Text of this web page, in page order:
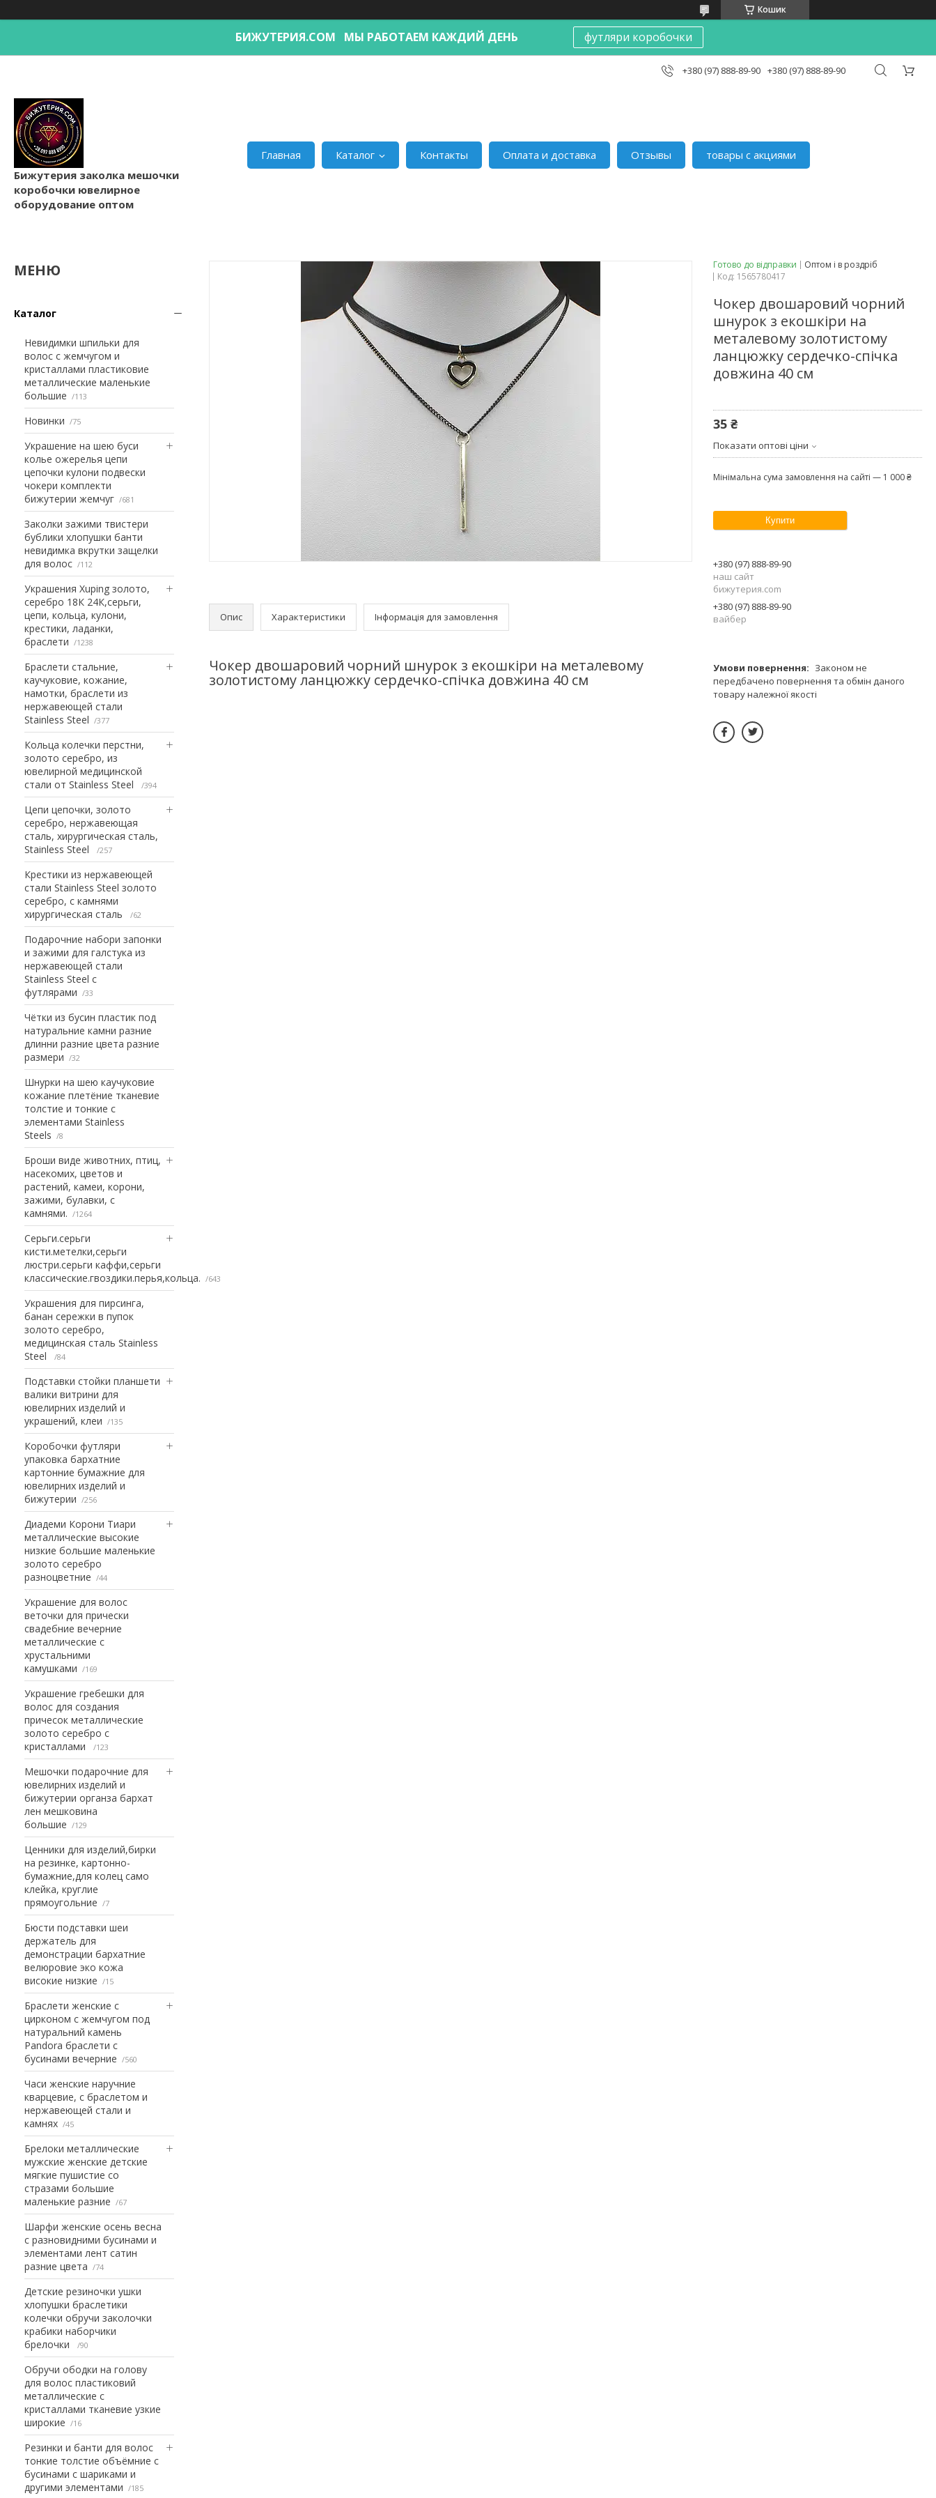
Кошик
БИЖУТЕРИЯ.COM МЫ РАБОТАЕМ КАЖДИЙ ДЕНЬ футляри коробочки
+380 (97) 888-89-90 +380 (97) 888-89-90
Бижутерия заколка мешочки
коробочки ювелирное
оборудование оптом
Главная Каталог Контакты Оплата и доставка Отзывы товары с акциями
Каталог
Невидимки шпильки для
волос с жемчугом и
кристаллами пластиковие
металлические маленькие
большие
113
Новинки 75
Украшение на шею буси
колье ожерелья цепи
цепочки кулони подвески
чокери комплекти
бижутерии жемчуг
681
Заколки зажими твистери
бублики хлопушки банти
невидимка вкрутки защелки
для волос
112
Украшения Xuping золото,
серебро 18К 24К,серьги,
цепи, кольца, кулони,
крестики, ладанки,
браслети
1238
Браслети стальние,
каучуковие, кожание,
намотки, браслети из
нержавеющей стали
Stainless Steel
377
Кольца колечки перстни,
золото серебро, из
ювелирной медицинской
стали от Stainless Steel
394
Цепи цепочки, золото
серебро, нержавеющая
сталь, хирургическая сталь,
Stainless Steel
257
Крестики из нержавеющей
стали Stainless Steel золото
серебро, с камнями
хирургическая сталь
62
Подарочние набори запонки
и зажими для галстука из
нержавеющей стали
Stainless Steel с
футлярами
33
Чётки из бусин пластик под
натуральние камни разние
длинни разние цвета разние
размери
32
Шнурки на шею каучуковие
кожание плетёние тканевие
толстие и тонкие с
элементами Stainless
Steels
8
Броши виде животних, птиц,
насекомих, цветов и
растений, камеи, корони,
зажими, булавки, с
камнями.
1264
Серьги.серьги
кисти.метелки,серьги
люстри.серьги каффи,серьги
классические.гвоздики.перья,кольца.
643
Украшения для пирсинга,
банан сережки в пупок
золото серебро,
медицинская сталь Stainless
Steel
84
Подставки стойки планшети
валики витрини для
ювелирних изделий и
украшений, клеи
135
Коробочки футляри
упаковка бархатние
картонние бумажние для
ювелирних изделий и
бижутерии
256
Диадеми Корони Тиари
металлические высокие
низкие большие маленькие
золото серебро
разноцветние
44
Украшение для волос
веточки для прически
свадебние вечерние
металлические с
хрустальними
камушками
169
Украшение гребешки для
волос для создания
причесок металлические
золото серебро с
кристаллами
123
Мешочки подарочние для
ювелирних изделий и
бижутерии органза бархат
лен мешковина
большие
129
Ценники для изделий,бирки
на резинке, картонно-
бумажние,для колец само
клейка, круглие
прямоугольние
7
Бюсти подставки шеи
держатель для
демонстрации бархатние
велюровие эко кожа
високие низкие
15
Браслети женские с
цирконом с жемчугом под
натуральний камень
Pandora браслети с
бусинами вечерние
560
Часи женские наручние
кварцевие, с браслетом и
нержавеющей стали и
камнях
45
Брелоки металлические
мужские женские детские
мягкие пушистие со
стразами большие
маленькие разние
67
Шарфи женские осень весна
с разновидними бусинами и
элементами лент сатин
разние цвета
74
Детские резиночки ушки
хлопушки браслетики
колечки обручи заколочки
крабики наборчики
брелочки
90
Обручи ободки на голову
для волос пластиковий
металлические с
кристаллами тканевие узкие
широкие
16
Резинки и банти для волос
тонкие толстие объёмние с
бусинами с шариками и
другими элементами
185
Опис Характеристики Інформація для замовлення
Чокер двошаровий чорний шнурок з екошкіри на металевому
золотистому ланцюжку сердечко-спічка довжина 40 см
Готово до відправки
Оптом і в роздріб
Код: 1565780417
Чокер двошаровий чорний
шнурок з екошкіри на
металевому золотистому
ланцюжку сердечко-спічка
довжина 40 см
35 ₴
Показати оптові ціни
Мінімальна сума замовлення на сайті — 1 000 ₴
Купити
+380 (97) 888-89-90
наш сайт
бижутерия.com
+380 (97) 888-89-90
вайбер
Законом не
передбачено повернення та обмін даного
товару належної якості